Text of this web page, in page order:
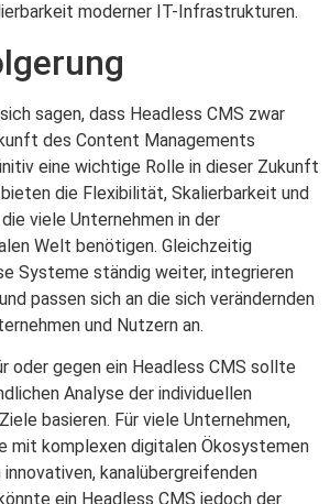
moderner IT-Infrastrukturen.
sagen, dass Headless CMS zwar
des Content Managements
eine wichtige Rolle in dieser Zukunft
die Flexibilität, Skalierbarkeit und
viele Unternehmen in der
Welt benötigen. Gleichzeitig
Systeme ständig weiter, integrieren
passen sich an die sich verändernden
und Nutzern an.
oder gegen ein Headless CMS sollte
Analyse der individuellen
basieren. Für viele Unternehmen,
mit komplexen digitalen Ökosystemen
kanalübergreifenden
ein Headless CMS jedoch der